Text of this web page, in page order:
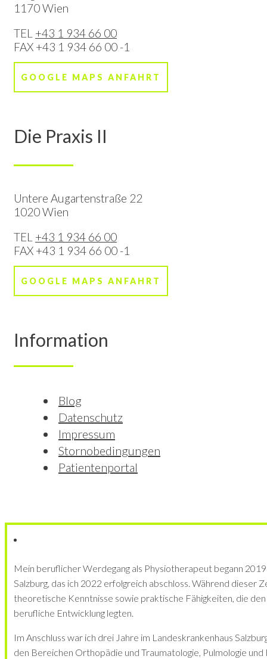
1170 Wien
TEL +43 1 934 66 00
FAX +43 1 934 66 00 -1
GOOGLE MAPS ANFAHRT
Die Praxis II
Untere Augartenstraße 22
1020 Wien
TEL +43 1 934 66 00
FAX +43 1 934 66 00 -1
GOOGLE MAPS ANFAHRT
Information
Blog
Datenschutz
Impressum
Stornobedingungen
Patientenportal
Mein beruflicher Werdegang als Physiotherapeut begann
Salzburg, das ich 2022 erfolgreich abschloss. Während dieser
theoretische Kenntnisse sowie praktische Fähigkeiten, die
berufliche Entwicklung legten.
Im Anschluss war ich drei Jahre im Landeskrankenhaus
den Bereichen Orthopädie und Traumatologie, Pulmologie